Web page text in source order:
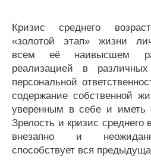
Кризис среднего
«золотой этап» жизни
всем её наивысшем
реализацией в
персональной
содержание собственной
уверенным в себе и иметь
Зрелость и кризис среднего
внезапно и
способствует вся